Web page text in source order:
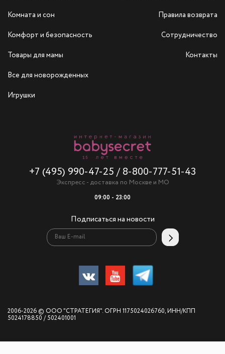
Комната и сон
Комфорт и безопасность
Товары для мамы
Все для новорожденных
Игрушки
+7 (495) 990-47-25 / 8-800-777-51-43
Экспресс - доставка по Москве и МО
09:00 - 23:00
Подписаться на новости
Правила возврата
Сотрудничество
Контакты
2006-2026 © ООО "СТРАТЕГИЯ". ОГРН 1175024026760, ИНН/КПП
5024178850 / 502401001